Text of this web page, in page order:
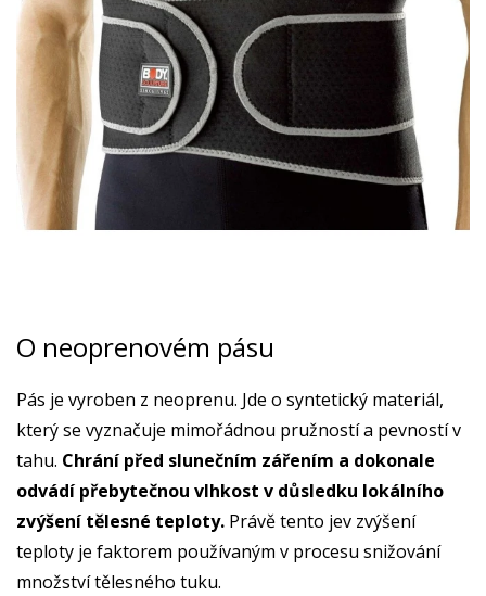
O neoprenovém pásu
Pás je vyroben z neoprenu. Jde o syntetický materiál,
který se vyznačuje mimořádnou pružností a pevností v
tahu. Chrání před slunečním zářením a dokonale
odvádí přebytečnou vlhkost v důsledku lokálního
zvýšení tělesné teploty. Právě tento jev zvýšení
teploty je faktorem používaným v procesu snižování
množství tělesného tuku.